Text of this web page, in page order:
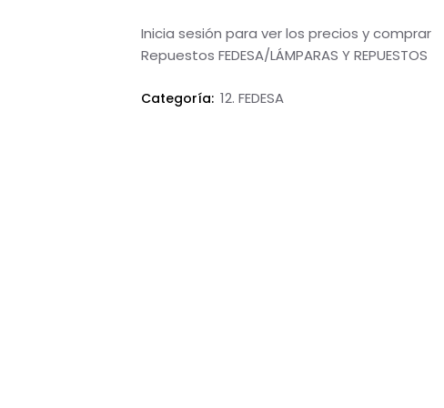
Inicia sesión para ver los precios y comprar
Repuestos FEDESA/LÁMPARAS Y REPUESTOS
Categoría: 12. FEDESA